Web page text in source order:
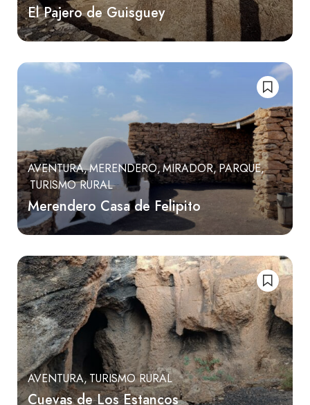
El Pajero de Guisguey
AVENTURA MERENDERO MIRADOR PARQUE
TURISMO RURAL
Merendero Casa de Felipito
AVENTURA TURISMO RURAL
Cuevas de Los Estancos